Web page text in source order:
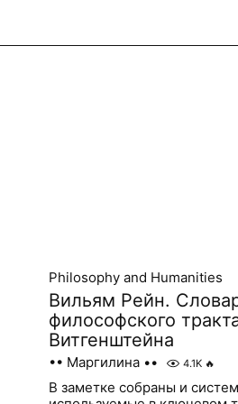
Philosophy and Humanities
Вильям Рейн.
философского
Витгенштейна
•• Маргилина •• 4.1K 🔥
В заметке собраны и